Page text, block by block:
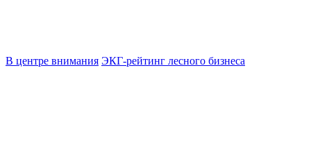
В центре внимания ЭКГ-рейтинг лесного бизнеса